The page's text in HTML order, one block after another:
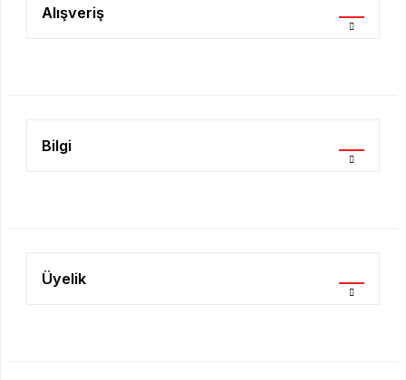
Ürün açıklamasında eksik bilgiler bulunuyor.
Alışveriş
Bilgi
Üyelik